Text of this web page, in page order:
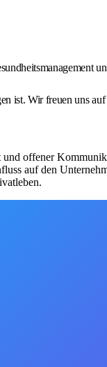
ist. Wir freuen uns auf
offener
auf den